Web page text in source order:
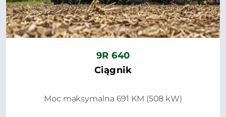
9R 640
Ciągnik
Moc maksymalna 691 KM (508 kW)